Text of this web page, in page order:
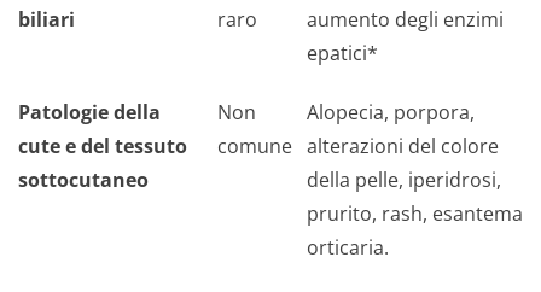
biliari
raro
aumento degli enzimi
epatici*
Patologie della
cute e del tessuto
sottocutaneo
Non
comune
Alopecia, porpora,
alterazioni del colore
della pelle, iperidrosi,
prurito, rash, esantema
orticaria.